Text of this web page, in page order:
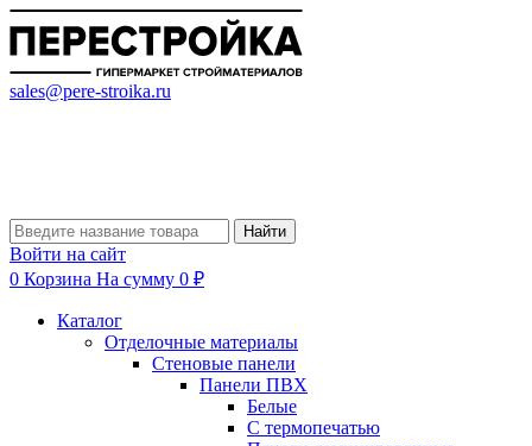
sales@pere-stroika.ru
Найти
Войти на сайт
0 Корзина На сумму 0 ₽
Каталог
Отделочные материалы
Стеновые панели
Панели ПВХ
Белые
С термопечатью